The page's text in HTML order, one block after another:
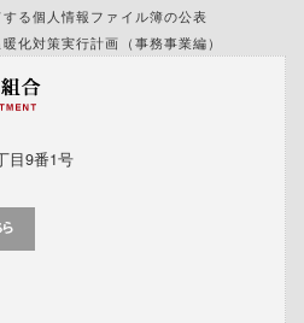
る個人情報ファイル簿の公表
化対策実行計画（事務事業編）
目9番1号